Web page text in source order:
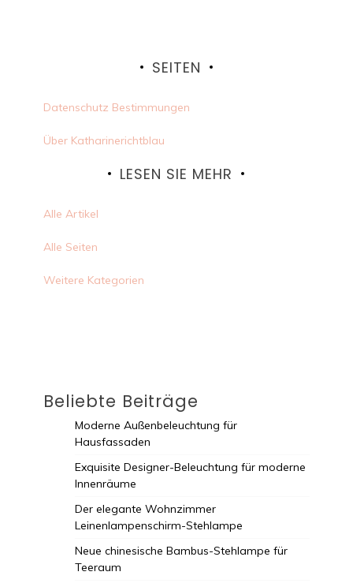
SEITEN
Datenschutz Bestimmungen
Über Katharinerichtblau
LESEN SIE MEHR
Alle Artikel
Alle Seiten
Weitere Kategorien
Beliebte Beiträge
Moderne Außenbeleuchtung für
Hausfassaden
Exquisite Designer-Beleuchtung für moderne
Innenräume
Der elegante Wohnzimmer
Leinenlampenschirm-Stehlampe
Neue chinesische Bambus-Stehlampe für
Teeraum